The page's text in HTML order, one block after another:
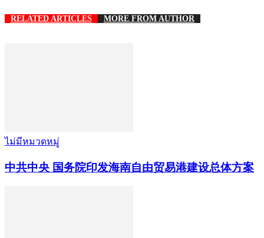
RELATED ARTICLES MORE FROM AUTHOR
ไม่มีหมวดหมู่
中共中央 国务院印发海南自由贸易港建设总体方案